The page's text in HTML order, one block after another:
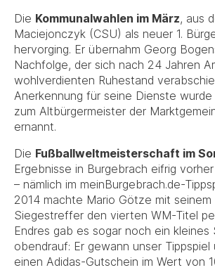
Die Kommunalwahlen im März, aus
Maciejonczyk (CSU) als neuer 1.
hervorging. Er übernahm Georg
Nachfolge, der sich nach 24 Jahren
wohlverdienten Ruhestand
Anerkennung für seine Dienste
zum Altbürgermeister der
ernannt.
Die Fußballweltmeisterschaft im
Ergebnisse in Burgebrach eifrig
– nämlich im meinBurgebrach.de-
2014 machte Mario Götze mit seinem
Siegestreffer den vierten WM-Titel
Endres gab es sogar noch ein kleines
obendrauf: Er gewann unser Tippspiel
einen Adidas-Gutschein im Wert von